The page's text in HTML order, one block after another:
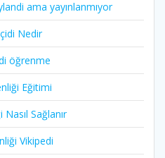
ama yayınlanmıyor
Nedir
öğrenme
Eğitimi
Sağlanır
Vikipedi